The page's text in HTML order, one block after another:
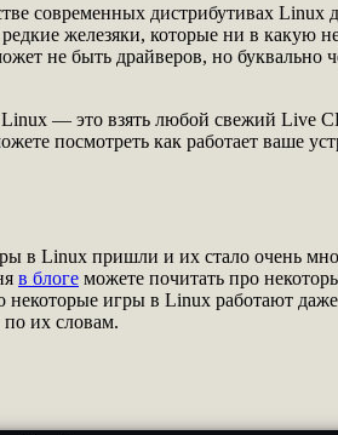
современных дистрибутивах
железяки, которые ни в какую
не быть драйверов, но буквально
— это взять любой cвежий Live
посмотреть как работает ваше
в Linux пришли и их стало очень
в блоге можете почитать про
некоторые игры в Linux работают
их словам.